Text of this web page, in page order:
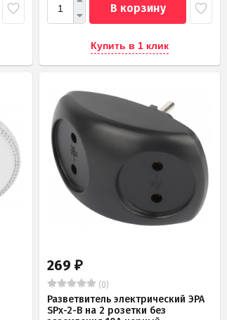
В корзину
Купить в 1 клик
269₽
(0)
Разветвитель электрический ЭРА
SPx-2-B на 2 розетки без